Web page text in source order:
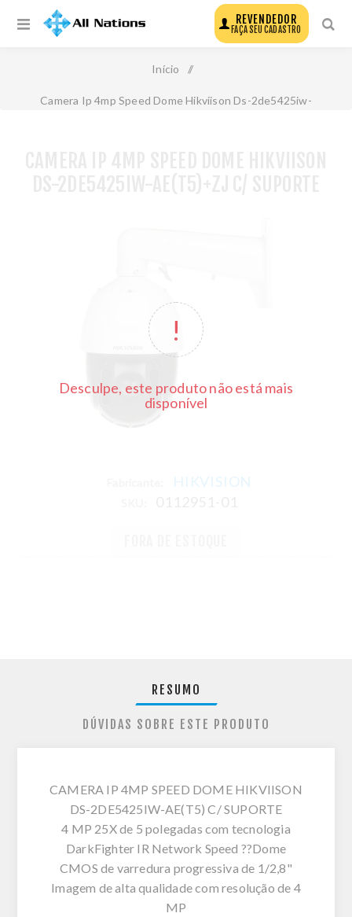
REVENDEDOR
FAÇA SEU CADASTRO
Início /
Camera Ip 4mp Speed Dome Hikviison Ds-2de5425iw-
Desculpe, este produto não está mais
disponível
HIKVISION
RESUMO
DÚVIDAS SOBRE ESTE PRODUTO
CAMERA IP 4MP SPEED DOME HIKVIISON
DS-2DE5425IW-AE(T5) C/ SUPORTE
4 MP 25X de 5 polegadas com tecnologia
DarkFighter IR Network Speed ??Dome
CMOS de varredura progressiva de 1/2,8"
Imagem de alta qualidade com resolução de 4
MP